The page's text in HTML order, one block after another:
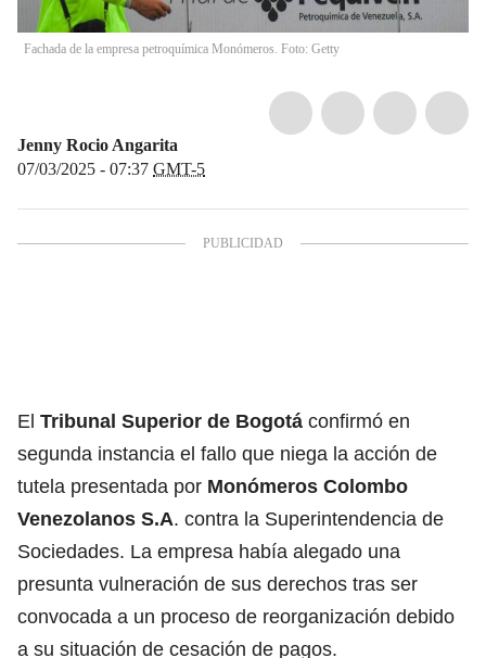
Fachada de la empresa petroquímica Monómeros. Foto: Getty
Jenny Rocio Angarita
07/03/2025 - 07:37 GMT-5
El Tribunal Superior de Bogotá confirmó en
segunda instancia el fallo que niega la acción de
tutela presentada por Monómeros Colombo
Venezolanos S.A. contra la Superintendencia de
Sociedades. La empresa había alegado una
presunta vulneración de sus derechos tras ser
convocada a un proceso de reorganización debido
a su situación de cesación de pagos.